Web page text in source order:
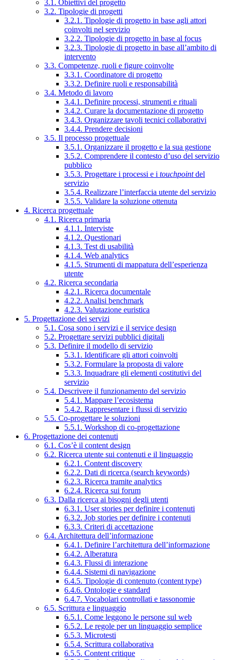
3.1. Obiettivi del progetto
3.2. Tipologie di progetti
3.2.1. Tipologie di progetto in base agli attori
coinvolti nel servizio
3.2.2. Tipologie di progetto in base al focus
3.2.3. Tipologie di progetto in base all’ambito di
intervento
3.3. Competenze, ruoli e figure coinvolte
3.3.1. Coordinatore di progetto
3.3.2. Definire ruoli e responsabilità
3.4. Metodo di lavoro
3.4.1. Definire processi, strumenti e rituali
3.4.2. Curare la documentazione di progetto
3.4.3. Organizzare tavoli tecnici collaborativi
3.4.4. Prendere decisioni
3.5. Il processo progettuale
3.5.1. Organizzare il progetto e la sua gestione
3.5.2. Comprendere il contesto d’uso del servizio
pubblico
3.5.3. Progettare i processi e i touchpointdel
servizio
3.5.4. Realizzare l’interfaccia utente del servizio
3.5.5. Validare la soluzione ottenuta
4. Ricerca progettuale
4.1. Ricerca primaria
4.1.1. Interviste
4.1.2. Questionari
4.1.3. Test di usabilità
4.1.4. Web analytics
4.1.5. Strumenti di mappatura dell’esperienza
utente
4.2. Ricerca secondaria
4.2.1. Ricerca documentale
4.2.2. Analisi benchmark
4.2.3. Valutazione euristica
5. Progettazione dei servizi
5.1. Cosa sono i servizi e il service design
5.2. Progettare servizi pubblici digitali
5.3. Definire il modello di servizio
5.3.1. Identificare gli attori coinvolti
5.3.2. Formulare la proposta di valore
5.3.3. Inquadrare gli elementi costitutivi del
servizio
5.4. Descrivere il funzionamento del servizio
5.4.1. Mappare l’ecosistema
5.4.2. Rappresentare i flussi di servizio
5.5. Co-progettare le soluzioni
5.5.1. Workshop di co-progettazione
6. Progettazione dei contenuti
6.1. Cos’è il content design
6.2. Ricerca utente sui contenuti e il linguaggio
6.2.1. Content discovery
6.2.2. Dati di ricerca (search keywords)
6.2.3. Ricerca tramite analytics
6.2.4. Ricerca sui forum
6.3. Dalla ricerca ai bisogni degli utenti
6.3.1. User stories per definire i contenuti
6.3.2. Job stories per definire i contenuti
6.3.3. Criteri di accettazione
6.4. Architettura dell’informazione
6.4.1. Definire l’architettura dell’informazione
6.4.2. Alberatura
6.4.3. Flussi di interazione
6.4.4. Sistemi di navigazione
6.4.5. Tipologie di contenuto (content type)
6.4.6. Ontologie e standard
6.4.7. Vocabolari controllati e tassonomie
6.5. Scrittura e linguaggio
6.5.1. Come leggono le persone sul web
6.5.2. Le regole per un linguaggio semplice
6.5.3. Microtesti
6.5.4. Scrittura collaborativa
6.5.5. Content critique